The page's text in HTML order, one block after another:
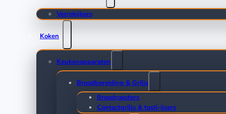
Verrekijkers
Koken
Keukenapparaten
Broodbereiding & Grills
Broodroosters
Contactgrills & tosti-ijzers